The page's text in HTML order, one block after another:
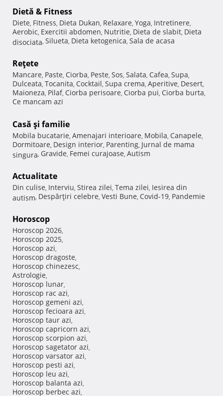
Dietă & Fitness
Diete, Fitness, Dieta Dukan, Relaxare, Yoga, Intretinere,
Aerobic, Exercitii abdomen, Nutritie, Dieta de slabit, Dieta
disociata, Silueta, Dieta ketogenica, Sala de acasa
Reţete
Mancare, Paste, Ciorba, Peste, Sos, Salata, Cafea, Supa,
Dulceata, Tocanita, Cocktail, Supa crema, Aperitive, Desert,
Maioneza, Pilaf, Ciorba perisoare, Ciorba pui, Ciorba burta,
Ce mancam azi
Casă şi familie
Mobila bucatarie, Amenajari interioare, Mobila, Canapele,
Dormitoare, Design interior, Parenting, Jurnal de mama
singura, Gravide, Femei curajoase, Autism
Actualitate
Din culise, Interviu, Stirea zilei, Tema zilei, Iesirea din
autism, Despărţiri celebre, Vesti Bune, Covid-19, Pandemie
Horoscop
Horoscop 2026,
Horoscop 2025,
Horoscop azi,
Horoscop dragoste,
Horoscop chinezesc,
Astrologie,
Horoscop lunar,
Horoscop rac azi,
Horoscop gemeni azi,
Horoscop fecioara azi,
Horoscop taur azi,
Horoscop capricorn azi,
Horoscop scorpion azi,
Horoscop sagetator azi,
Horoscop varsator azi,
Horoscop pesti azi,
Horoscop leu azi,
Horoscop balanta azi,
Horoscop berbec azi,